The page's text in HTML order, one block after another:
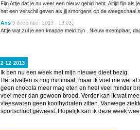
Fijn Attje dat je nu weer een nieuw gebid hebt. Altijd fijn
het een verschil geven als jij smorgens op de weegschaal
Ans 9 december 2013 - 13:03:
Attje wat zul je een knappe meid zijn . Nieuw exemplaar,
2-12-2013
Ik ben nu een week met mijn nieuwe dieet bezig.
Het afvallen is nog minimaal, maar ik voel me wel
geen chocola meer mag eten en heel veel minder
veel meer dan gewoon brood. Verder kan ik wat
vleeswaren geen koolhydraten zitten. Vanwege
sportschool geweest. Hopelijk kan ik deze week